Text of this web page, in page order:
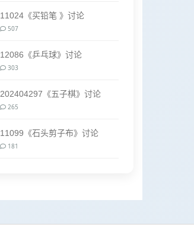
11024《买铅笔 》讨论
507
12086《乒乓球》讨论
303
202404297《五子棋》讨论
265
11099《石头剪子布》讨论
181